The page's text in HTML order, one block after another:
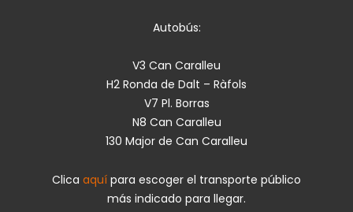
Autobús:
V3 Can Caralleu
H2 Ronda de Dalt – Ràfols
V7 Pl. Borras
N8 Can Caralleu
130 Major de Can Caralleu
Clica aquí para escoger el transporte público
más indicado para llegar.